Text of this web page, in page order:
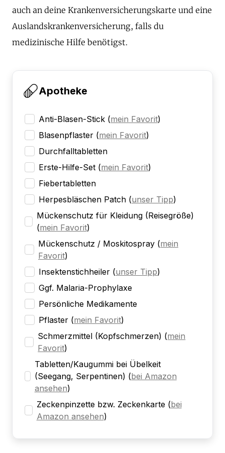
auch an deine Krankenversicherungskarte und eine
Auslandskrankenversicherung, falls du
medizinische Hilfe benötigst.
Apotheke
Anti-Blasen-Stick (mein Favorit)
Blasenpflaster (mein Favorit)
Durchfalltabletten
Erste-Hilfe-Set (mein Favorit)
Fiebertabletten
Herpesbläschen Patch (unser Tipp)
Mückenschutz für Kleidung (Reisegröße)
(mein Favorit)
Mückenschutz / Moskitospray (mein
Favorit)
Insektenstichheiler (unser Tipp)
Ggf. Malaria-Prophylaxe
Persönliche Medikamente
Pflaster (mein Favorit)
Schmerzmittel (Kopfschmerzen) (mein
Favorit)
Tabletten/Kaugummi bei Übelkeit
(Seegang, Serpentinen) (bei Amazon
ansehen)
Zeckenpinzette bzw. Zeckenkarte (bei
Amazon ansehen)